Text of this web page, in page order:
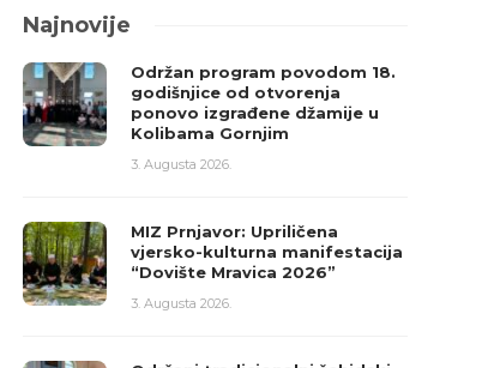
Najnovije
Održan program povodom 18.
godišnjice od otvorenja
ponovo izgrađene džamije u
Kolibama Gornjim
3. Augusta 2026.
MIZ Prnjavor: Upriličena
vjersko-kulturna manifestacija
“Dovište Mravica 2026”
3. Augusta 2026.